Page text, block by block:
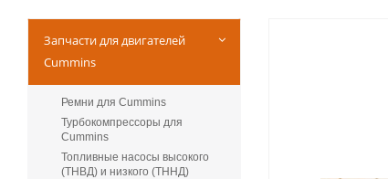
Запчасти для двигателей
Cummins
Ремни для Cummins
Турбокомпрессоры для
Сummins
Топливные насосы высокого
(ТНВД) и низкого (ТННД)